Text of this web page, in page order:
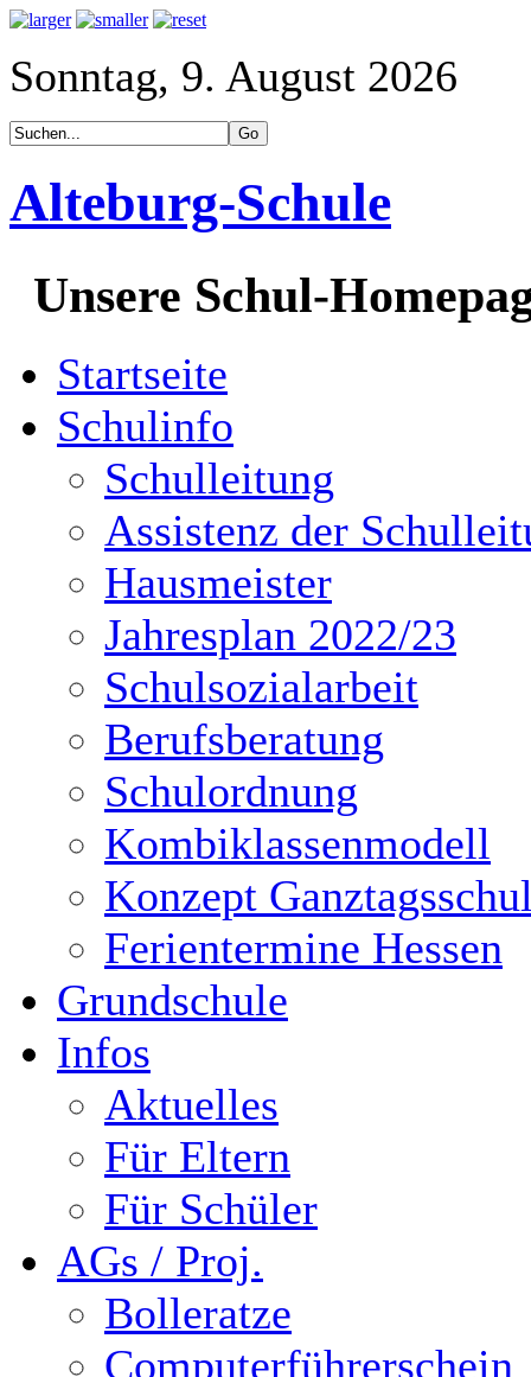
Sonntag, 9. August 2026
Alteburg-Schule
Unsere Schul-
Startseite
Schulinfo
Schulleitung
Assistenz der
Hausmeister
Jahresplan 2022/23
Schulsozialarbeit
Berufsberatung
Schulordnung
Kombiklassenmodell
Konzept
Ferientermine Hessen
Grundschule
Infos
Aktuelles
Für Eltern
Für Schüler
AGs / Proj.
Bolleratze
Computerführerschein